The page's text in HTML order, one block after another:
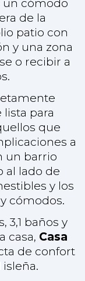
al lado de
y los
cómodos.
3,1 baños y
casa,
su máxima
frente a la
de Yucatán,
belleza
isleño.
coral de
un paraíso
y el
es relajada